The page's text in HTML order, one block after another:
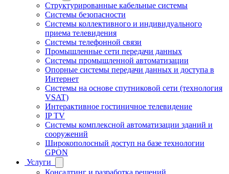
Структурированные кабельные системы
Системы безопасности
Системы коллективного и индивидуального
приема телевидения
Системы телефонной связи
Промышленные сети передачи данных
Системы промышленной автоматизации
Опорные системы передачи данных и доступа в
Интернет
Системы на основе спутниковой сети (технология
VSAT)
Интерактивное гостиничное телевидение
IP TV
Системы комплексной автоматизации зданий и
сооружений
Широкополосный доступ на базе технологии
GPON
Услуги
Консалтинг и разработка решений